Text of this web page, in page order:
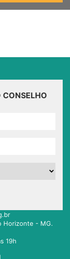
CONSELHO
Horizonte - MG.
19h